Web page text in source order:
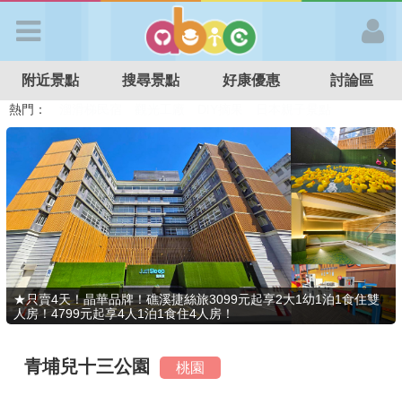
APP登入
首 頁
搜尋景點
好康優惠
最新消息
最新留言
附近景點 搜尋景點 好康優惠 討論區
熱門：
特色遊戲場
親子住房優惠 台北親子餐廳 溫泉泡湯SPA
★只賣4天！晶華品牌！礁溪捷絲旅3099元起享2大1幼1泊1食住雙
人房！4799元起享4人1泊1食住4人房！
青埔兒十三公園 桃園